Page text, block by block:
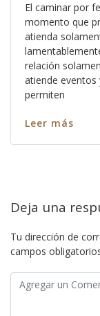
El caminar por
momento que
atienda
relación
atiende eventos
permiten
Leer más
Deja una
Tu dirección de
campos